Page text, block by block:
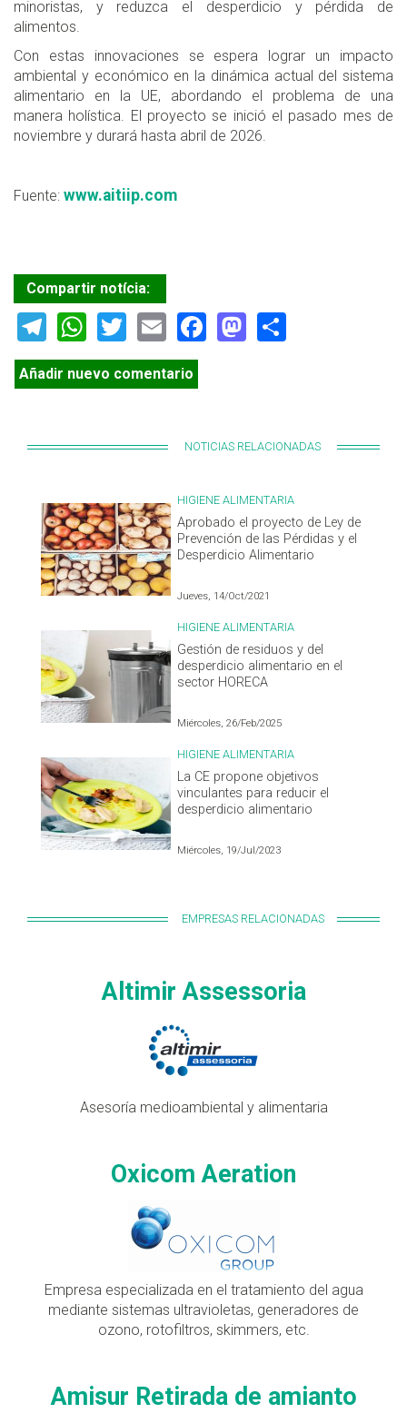
minoristas, y reduzca el desperdicio y pérdida de
alimentos.
Con estas innovaciones se espera lograr un impacto
ambiental y económico en la dinámica actual del sistema
alimentario en la UE, abordando el problema de una
manera holística. El proyecto se inició el pasado mes de
noviembre y durará hasta abril de 2026.
Fuente: www.aitiip.com
Compartir notícia:
Telegram
WhatsApp
TwitterEmailFacebook
Mastodon
Añadir nuevo comentario
NOTICIAS RELACIONADAS
HIGIENE ALIMENTARIA
Aprobado el proyecto de Ley de
Prevención de las Pérdidas y el
Desperdicio Alimentario
Jueves, 14/Oct/2021
HIGIENE ALIMENTARIA
Gestión de residuos y del
desperdicio alimentario en el
sector HORECA
Miércoles, 26/Feb/2025
HIGIENE ALIMENTARIA
La CE propone objetivos
vinculantes para reducir el
desperdicio alimentario
Miércoles, 19/Jul/2023
EMPRESAS RELACIONADAS
Altimir Assessoria
Asesoría medioambiental y alimentaria
Oxicom Aeration
Empresa especializada en el tratamiento del agua
mediante sistemas ultravioletas, generadores de
ozono, rotofiltros, skimmers, etc.
Amisur Retirada de amianto